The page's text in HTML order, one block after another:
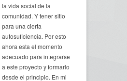
la vida social de la
comunidad. Y tener sitio
para una cierta
autosuficiencia. Por esto
ahora esta el momento
adecuado para integrarse
a este proyecto y formarlo
desde el principio. En mi